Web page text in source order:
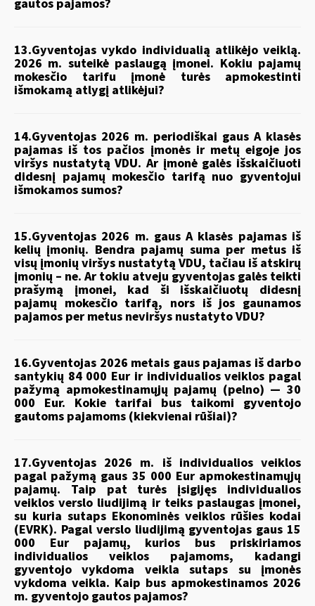
gautos pajamos?
13.Gyventojas vykdo individualią atlikėjo veiklą.
2026 m. suteikė paslaugą įmonei. Kokiu pajamų
mokesčio tarifu įmonė turės apmokestinti
išmokamą atlygį atlikėjui?
14.Gyventojas 2026 m. periodiškai gaus A klasės
pajamas iš tos pačios įmonės ir metų eigoje jos
viršys nustatytą VDU. Ar įmonė galės išskaičiuoti
didesnį pajamų mokesčio tarifą nuo gyventojui
išmokamos sumos?
15.Gyventojas 2026 m. gaus A klasės pajamas iš
kelių įmonių. Bendra pajamų suma per metus iš
visų įmonių viršys nustatytą VDU, tačiau iš atskirų
įmonių – ne. Ar tokiu atveju gyventojas galės teikti
prašymą įmonei, kad ši išskaičiuotų didesnį
pajamų mokesčio tarifą, nors iš jos gaunamos
pajamos per metus neviršys nustatyto VDU?
16.Gyventojas 2026 metais gaus pajamas iš darbo
santykių 84 000 Eur ir individualios veiklos pagal
pažymą apmokestinamųjų pajamų (pelno) — 30
000 Eur. Kokie tarifai bus taikomi gyventojo
gautoms pajamoms (kiekvienai rūšiai)?
17.Gyventojas 2026 m. iš individualios veiklos
pagal pažymą gaus 35 000 Eur apmokestinamųjų
pajamų. Taip pat turės įsigijęs individualios
veiklos verslo liudijimą ir teiks paslaugas įmonei,
su kuria sutaps Ekonominės veiklos rūšies kodai
(EVRK). Pagal verslo liudijimą gyventojas gaus 15
000 Eur pajamų, kurios bus priskiriamos
individualios veiklos pajamoms, kadangi
gyventojo vykdoma veikla sutaps su įmonės
vykdoma veikla. Kaip bus apmokestinamos 2026
m. gyventojo gautos pajamos?